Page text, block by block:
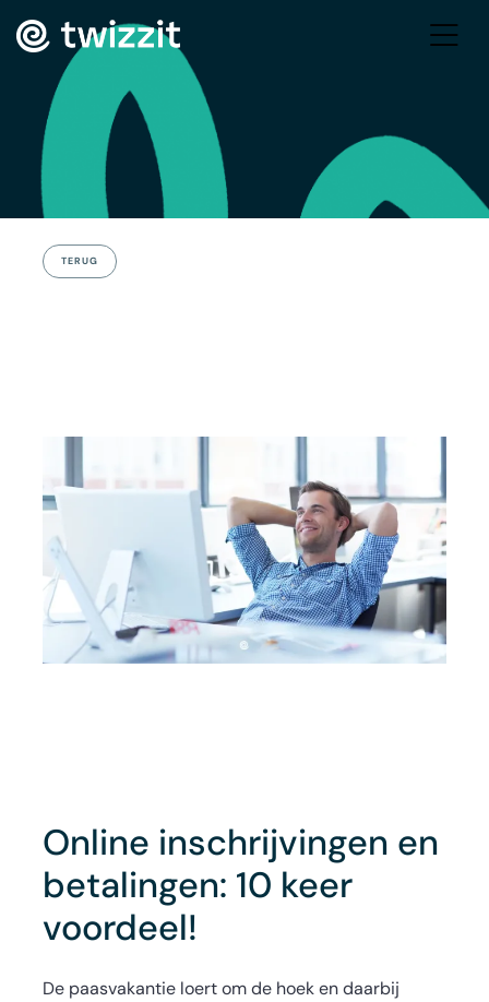
TERUG
Online inschrijvingen en
betalingen: 10 keer
voordeel!
De paasvakantie loert om de hoek en daarbij